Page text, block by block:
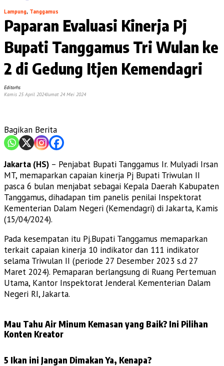
Lampung, Tanggamus
Paparan Evaluasi Kinerja Pj
Bupati Tanggamus Tri Wulan ke
2 di Gedung Itjen Kemendagri
Editorhs
Kamis 25 April 2024Jumat 24 Mei 2024
Bagikan Berita
Jakarta (HS) – Penjabat Bupati Tanggamus Ir. Mulyadi Irsan
MT, memaparkan capaian kinerja Pj Bupati Triwulan II
pasca 6 bulan menjabat sebagai Kepala Daerah Kabupaten
Tanggamus, dihadapan tim panelis penilai Inspektorat
Kementerian Dalam Negeri (Kemendagri) di Jakarta, Kamis
(15/04/2024).
Pada kesempatan itu Pj.Bupati Tanggamus memaparkan
terkait capaian kinerja 10 indikator dan 111 indikator
selama Triwulan II (periode 27 Desember 2023 s.d 27
Maret 2024). Pemaparan berlangsung di Ruang Pertemuan
Utama, Kantor Inspektorat Jenderal Kementerian Dalam
Negeri RI, Jakarta.
Mau Tahu Air Minum Kemasan yang Baik? Ini Pilihan
Konten Kreator
5 Ikan ini Jangan Dimakan Ya, Kenapa?